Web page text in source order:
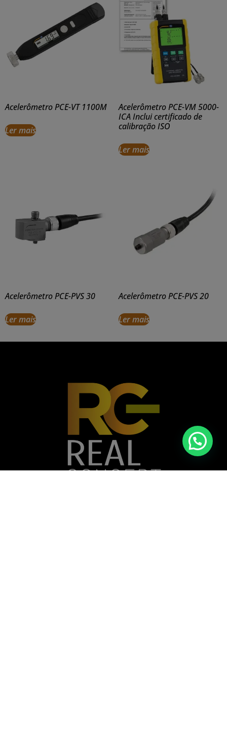
Acelerômetro PCE-VT 1100M
Ler mais
Acelerômetro PCE-VM 5000-
ICA Inclui certificado de
calibração ISO
Ler mais
Acelerômetro PCE-PVS 30
Ler mais
Acelerômetro PCE-PVS 20
Ler mais